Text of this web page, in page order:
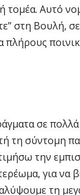
Αυτό
στη Βουλή, σε
πλήρους
σε πολλά
τη σύντομη
την
για να
τη